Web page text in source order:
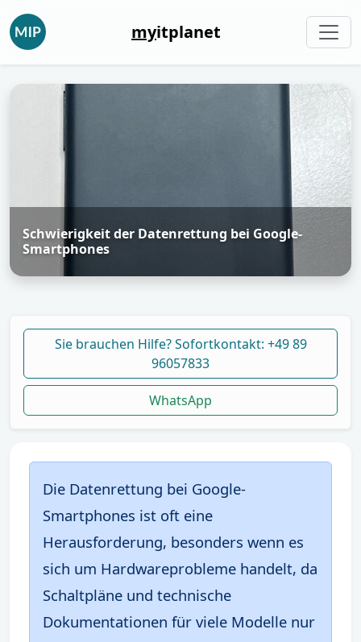
myitplanet
Schwierigkeit der Datenrettung bei Google-
Smartphones
Sie brauchen Hilfe? Sofortkontakt: +49 89
96057833
WhatsApp
Die Datenrettung bei Google-
Smartphones ist oft eine
Herausforderung, besonders wenn es
sich um Hardwareprobleme handelt, da
Schaltpläne und technische
Dokumentationen für viele Modelle nur